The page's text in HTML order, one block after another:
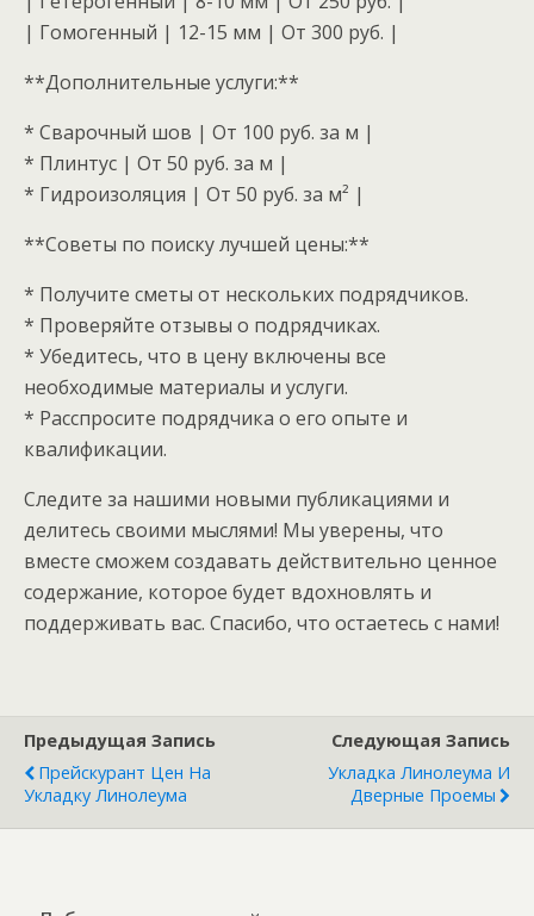
| Гомогенный | 12-15 мм | От 300 руб. |
**Дополнительные услуги:**
* Сварочный шов | От 100 руб. за м |
* Плинтус | От 50 руб. за м |
* Гидроизоляция | От 50 руб. за м² |
**Советы по поиску лучшей цены:**
* Получите сметы от нескольких подрядчиков.
* Проверяйте отзывы о подрядчиках.
* Убедитесь, что в цену включены все
необходимые материалы и услуги.
* Расспросите подрядчика о его опыте и
квалификации.
Следите за нашими новыми публикациями и
делитесь своими мыслями! Мы уверены, что
вместе сможем создавать действительно ценное
содержание, которое будет вдохновлять и
поддерживать вас. Спасибо, что остаетесь с нами!
Предыдущая Запись
Прейскурант Цен На
Укладку Линолеума
Следующая Запись
Укладка Линолеума И
Дверные Проемы